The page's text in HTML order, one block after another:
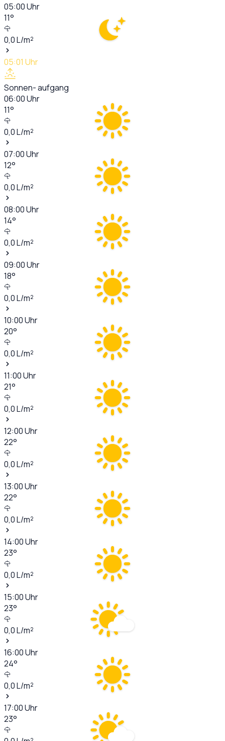
05:00Uhr
11°
0,0L/m²
05:01 Uhr
Sonnen- aufgang
06:00Uhr
11°
0,0L/m²
07:00Uhr
12°
0,0L/m²
08:00Uhr
14°
0,0L/m²
09:00Uhr
18°
0,0L/m²
10:00Uhr
20°
0,0L/m²
11:00Uhr
21°
0,0L/m²
12:00Uhr
22°
0,0L/m²
13:00Uhr
22°
0,0L/m²
14:00Uhr
23°
0,0L/m²
15:00Uhr
23°
0,0L/m²
16:00Uhr
24°
0,0L/m²
17:00Uhr
23°